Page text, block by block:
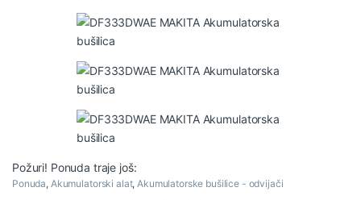
Požuri! Ponuda traje još:
Ponuda, Akumulatorski alat,Akumulatorske bušilice - odvijači